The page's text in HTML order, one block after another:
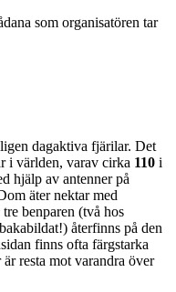
som organisatören tar
dagaktiva fjärilar. Det
i världen, varav cirka 110 i
hjälp av antenner på
äter nektar med
benparen (två hos
återfinns på den
finns ofta färgstarka
resta mot varandra över